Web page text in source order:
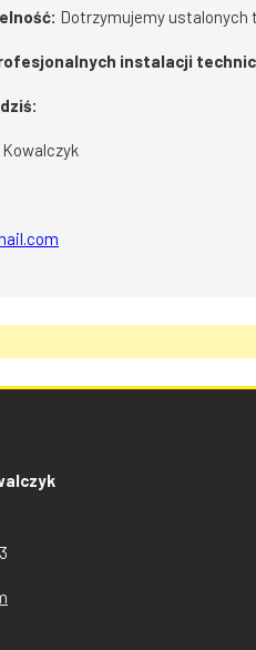
Dotrzymujemy ustalonych
instalacji